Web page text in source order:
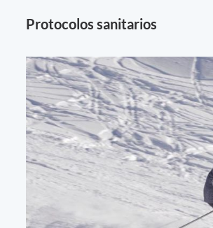
Protocolos sanitarios